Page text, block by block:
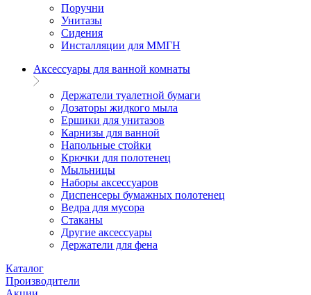
Поручни
Унитазы
Сидения
Инсталляции для ММГН
Аксессуары для ванной комнаты
Держатели туалетной бумаги
Дозаторы жидкого мыла
Ершики для унитазов
Карнизы для ванной
Напольные стойки
Крючки для полотенец
Мыльницы
Наборы аксессуаров
Диспенсеры бумажных полотенец
Ведра для мусора
Стаканы
Другие аксессуары
Держатели для фена
Каталог
Производители